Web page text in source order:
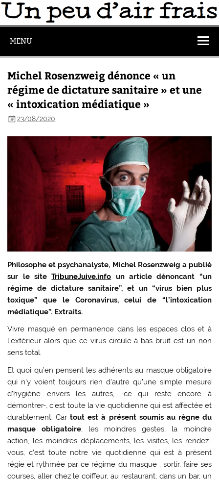
MENU
Michel Rosenzweig dénonce « un
régime de dictature sanitaire » et une
« intoxication médiatique »
23/08/2020
Philosophe et psychanalyste, Michel Rosenzweig a publié
sur le siteTribuneJuive.info un article dénoncant “un
régime de dictature sanitaire”, et un “virus bien plus
toxique” que le Coronavirus, celui de “l’intoxication
médiatique”. Extraits.
Vivre masqué en permanence dans les espaces clos et à
l’extérieur alors que ce virus circule à bas bruit est un non
sens total.
Et quoi qu’en pensent les adhérents au masque obligatoire
qui n’y voient toujours rien d’autre qu’une simple mesure
d’hygiène envers les autres, -ce qui reste encore à
démontrer-, c’est toute la vie quotidienne qui est affectée et
durablement. Cartout est à présent soumis au règne du
masque obligatoire, les moindres gestes, la moindre
action, les moindres déplacements, les visites, les rendez-
vous, c’est toute notre vie quotidienne qui est à présent
régie et rythmée par ce régime du masque : sortir, faire ses
courses, aller chez le coiffeur, au restaurant, dans un bar, un